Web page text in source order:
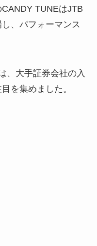
TUNEはJTB
、パフォーマンス
、大手証券会社の入
を集めました。